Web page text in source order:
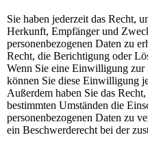
Sie haben jederzeit das Recht,
Herkunft, Empfänger und
personenbezogenen Daten zu
Recht, die Berichtigung oder
Wenn Sie eine Einwilligung zur
können Sie diese Einwilligung
Außerdem haben Sie das
bestimmten Umständen die
personenbezogenen Daten zu
ein Beschwerderecht bei der